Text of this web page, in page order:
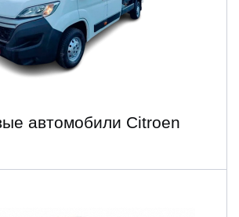
автомобили Citroen